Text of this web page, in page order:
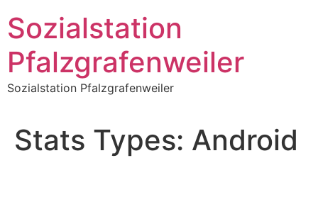
Inhalt
springen
Sozialstation
Pfalzgrafenweiler
Sozialstation Pfalzgrafenweiler
Stats Types: Android